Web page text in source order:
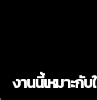
งานนี้เหมาะกับ